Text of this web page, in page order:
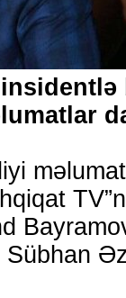
insidentlə